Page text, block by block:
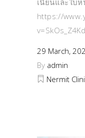
เนียนและใบ
https://
29 March,
By admin
Nermit